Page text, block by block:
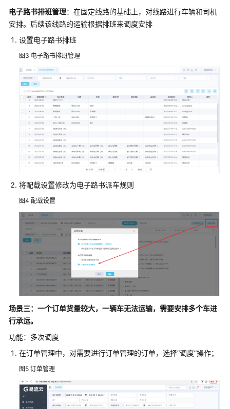
述
资
与
成
本
规
划
实
施
步
骤
订
运
订
单
拆
分
并
分
拆
分、
多
式
联
电子路书排班管理：在固定线路的基础上，对线路进行车辆和司机
安排。后续该线路的运输根据排班来调度安排
设置电子路书排班
图3 电子路书排班管理
将配载设置修改为电子路书派车规则
图4 配载设置
场景三：一个订单货量较大，一辆车无法运输，需要安排多个车进
行承运。
功能：多次调度
在订单管理中，对需要进行订单管理的订单，选择“调度”操作；
图5 订单管理